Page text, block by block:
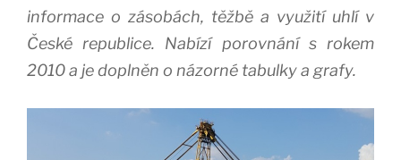
informace o zásobách, těžbě a využití uhlí v
České republice. Nabízí porovnání s rokem
2010 a je doplněn o názorné tabulky a grafy.